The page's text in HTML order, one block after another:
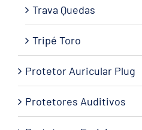
Trava Quedas
Tripé Toro
Protetor Auricular Plug
Protetores Auditivos